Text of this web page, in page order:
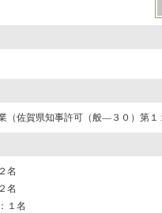
（佐賀県知事許可（般―３０）第１
名
名
１名